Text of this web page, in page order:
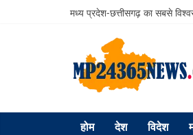
मध्य प्रदेश-छत्तीसगढ़ का सबसे
होम देश विदेश